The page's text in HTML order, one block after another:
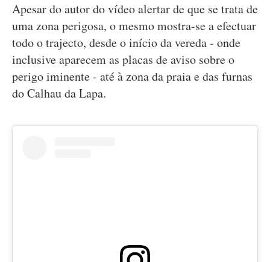
Apesar do autor do vídeo alertar de que se trata de
uma zona perigosa, o mesmo mostra-se a efectuar
todo o trajecto, desde o início da vereda - onde
inclusive aparecem as placas de aviso sobre o
perigo iminente - até à zona da praia e das furnas
do Calhau da Lapa.